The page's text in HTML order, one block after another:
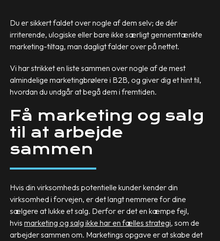
Du er sikkert faldet over nogle af dem selv; de dér
irriterende, ulogiske eller bare ikke særligt gennemtænkte
marketing-tiltag, man dagligt falder over på nettet.
Vi har strikket en liste sammen over nogle af de mest
almindelige marketingbrølere i B2B, og giver dig et hint til,
hvordan du undgår at begå dem i fremtiden.
Få marketing og salg
til at arbejde
sammen
Hvis din virksomheds potentielle kunder kender din
virksomhed i forvejen, er det langt nemmere for dine
sælgere at lukke et salg. Derfor er det en kæmpe fejl,
hvis marketing og salg ikke har en fælles strategi, som de
arbejder sammen om. Marketings opgave er at skabe det